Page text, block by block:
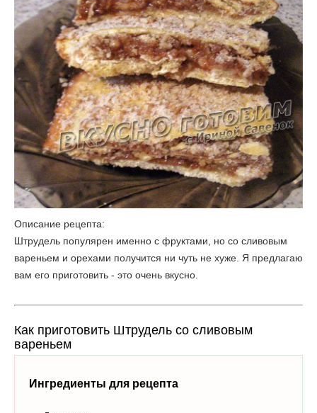
Описание рецепта:
Штрудель популярен именно с фруктами, но со сливовым
вареньем и орехами получится ни чуть не хуже. Я предлагаю
вам его приготовить - это очень вкусно.
Как приготовить Штрудель со сливовым
вареньем
Ингредиенты для рецепта